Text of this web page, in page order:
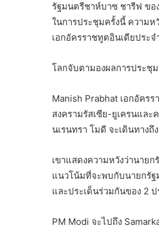
รัฐมนตรีชาห์บาซ ชารีฟ ขอ
ในการประชุมครั้งนี้ ความห
เอกอัครราชทูตอินเดียประจ
โลกจับตามองผลการประชุม
Manish Prabhat เอกอัคร
สงครามรัสเซีย-ยูเครนแล
นเรนทรา โมดี จะเดินทาง
เขาแสดงความหวังว่านาย
แนวโน้มที่จะพบกับนายกรัฐ
และประเด็นร่วมกันของ 2
PM Modi จะไปถึง